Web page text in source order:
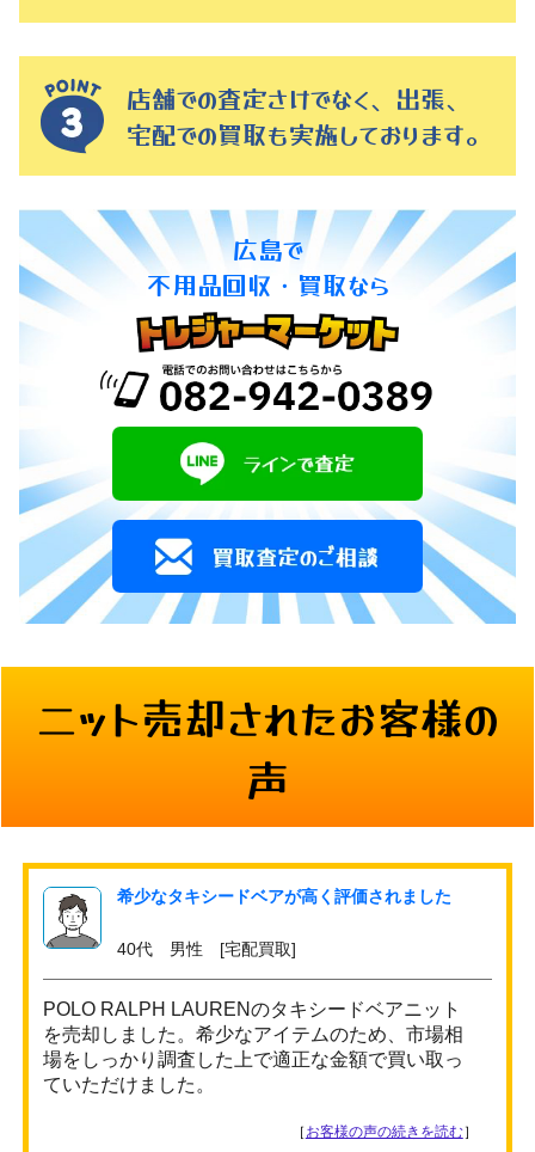
店舗での査定さけでなく、出張、
宅配での買取も実施しております。
広島で
不用品回収・買取なら
ニット売却されたお客様の
声
希少なタキシードベアが高く評価されました
40代 男性 [宅配買取]
POLO RALPH LAURENのタキシードベアニット
を売却しました。希少なアイテムのため、市場相
場をしっかり調査した上で適正な金額で買い取っ
ていただけました。
［ お客様の声の続きを読む］